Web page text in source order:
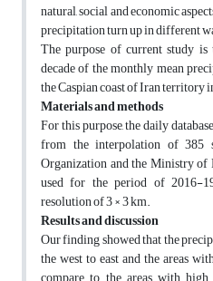
natural, social and economic
precipitation turn up in different
The purpose of current study
decade of the monthly mean
the Caspian coast of Iran territory
Materials and methods
For this purpose, the daily
from the interpolation of 385
Organization and the Ministry of
used for the period of 2016-
resolution of 3 × 3 km.
Results and discussion
Our finding showed that the
the west to east and the areas